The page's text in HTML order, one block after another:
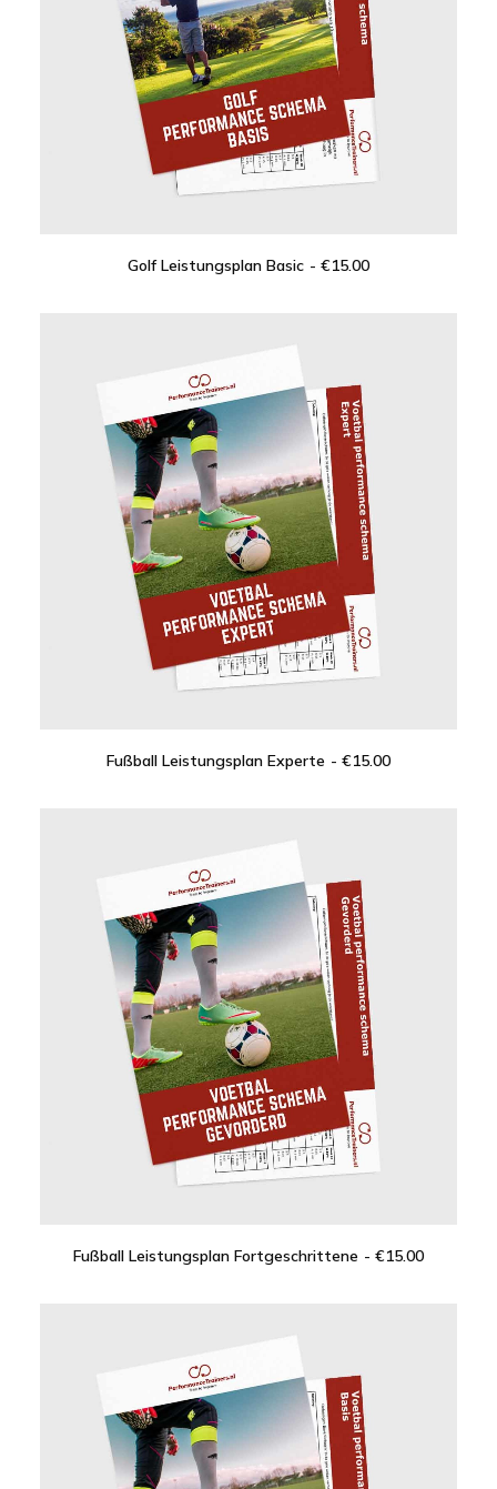
IN DEN WARENKORB
Golf Leistungsplan Basic €15.00
IN DEN WARENKORB
Fußball Leistungsplan Experte €15.00
IN DEN WARENKORB
Fußball Leistungsplan Fortgeschrittene €15.00